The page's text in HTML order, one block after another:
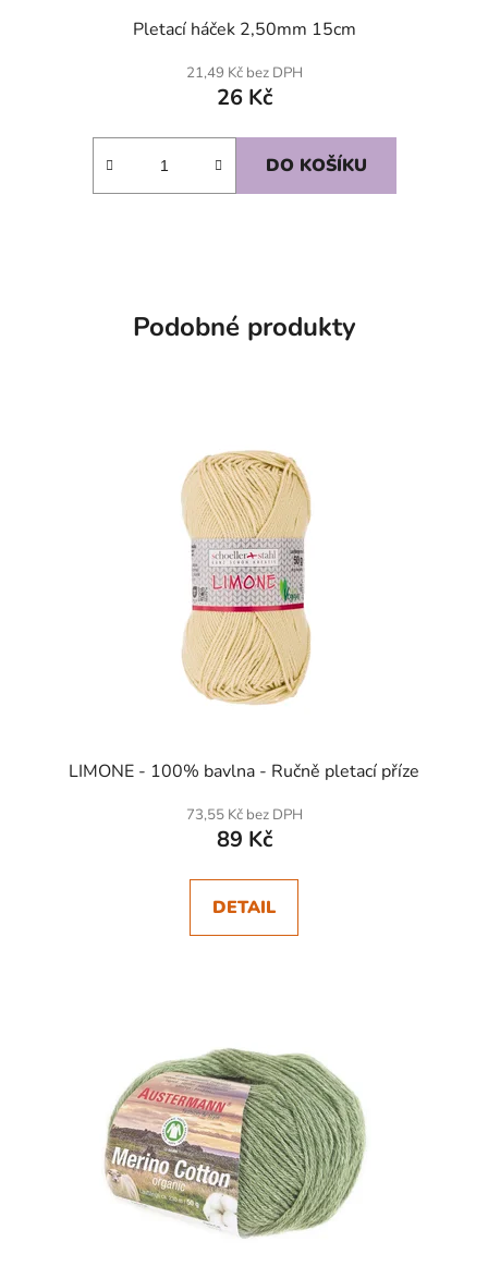
Pletací háček 2,50mm 15cm
21,49 Kč bez DPH
26 Kč
DO KOŠÍKU
Podobné produkty
LIMONE - 100% bavlna - Ručně pletací příze
73,55 Kč bez DPH
89 Kč
DETAIL